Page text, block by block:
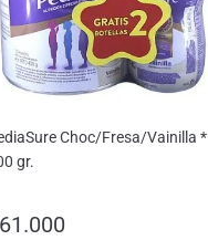
Choc/Fresa/Vainilla *
gr.
61.000